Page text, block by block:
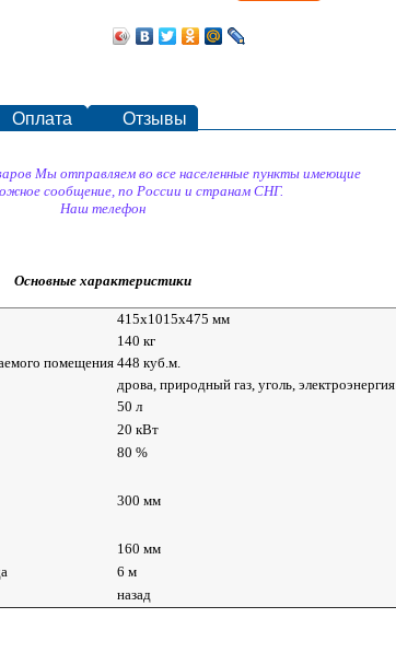
Оплата Отзывы
Мы отправляем во все населенные пункты имеющие
сообщение, по России и странам СНГ.
Наш телефон
Основные характеристики
415x1015x475 мм
140 кг
помещения 448 куб.м.
дрова, природный газ, уголь, электроэнергия
50 л
20 кВт
80 %
300 мм
160 мм
6 м
назад